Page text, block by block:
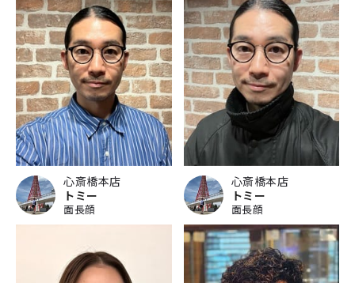
心斎橋本店
トミー
面長顔
心斎橋本店
トミー
面長顔